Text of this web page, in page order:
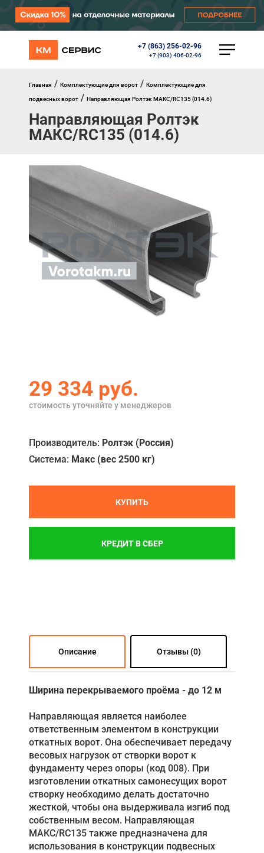
+7 (863) 256-02-96
+7 (903) 406-02-96
КАТАЛОГ
Перегрузочное оборудование
Уличные калитки
Шлагбаумы
Противопожарные ворота
Внешняя солнцезащита
Комплектующие
Окна, порталы, двери
МЕНЮ
Главная
Кредит
О компании
Главная / Комплектующие для ворот / Комплектующие для
подвесных ворот / Направляющая Ролтэк МАКС/RC135 (014.6)
Направляющая Ролтэк
МАКС/RC135 (014.6)
29 334 руб.
стоимость уточняйте у менеджеров
Производитель: Ролтэк (Россия)
Система: Макс (вес 2500 кг)
КУПИТЬ
КРЕДИТ В СБЕР
Описание Отзывы (0)
Ширина перекрываемого проёма - до 12 м
Направляющая является наиболее
ответственным элементом в конструкции
откатных ворот. Она обеспечивает передачу
весовых нагрузок от створки ворот к
фундаменту через опоры (код 008). При
изготовлении откатных самонесущих ворот
створку необходимо делать достаточно
жесткой, чтобы она выдерживала изгиб под
собственным весом. Направляющая
МАКС/RC135 также предназначена для
использования в конструкции подвесных